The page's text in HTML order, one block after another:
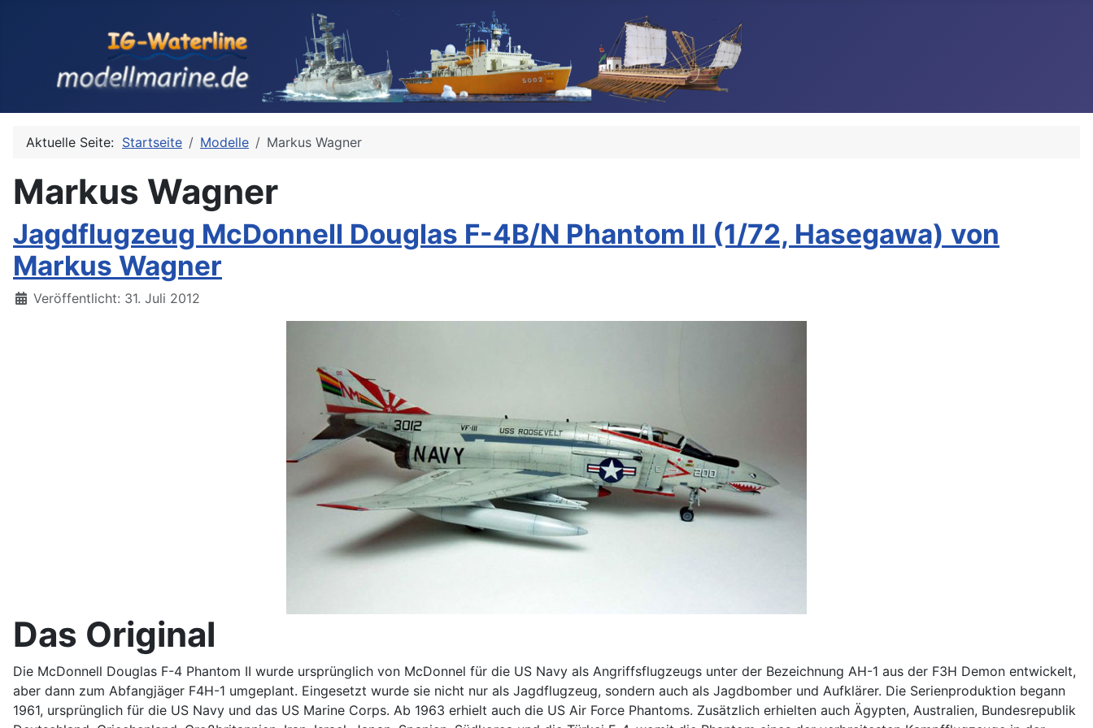
Aktuelle Seite: Startseite Modelle Markus Wagner
Markus Wagner
Jagdflugzeug McDonnell Douglas F-4B/N Phantom II (1/72, Hasegawa) von
Markus Wagner
Details
Veröffentlicht: 31. Juli 2012
Das Original
Die McDonnell Douglas F-4 Phantom II wurde ursprünglich von McDonnel für die US Navy als Angriffsflugzeugs unter der Bezeichnung AH-1 aus der F3H Demon entwickelt,
aber dann zum Abfangjäger F4H-1 umgeplant. Eingesetzt wurde sie nicht nur als Jagdflugzeug, sondern auch als Jagdbomber und Aufklärer. Die Serienproduktion begann
1961, ursprünglich für die US Navy und das US Marine Corps. Ab 1963 erhielt auch die US Air Force Phantoms. Zusätzlich erhielten auch Ägypten, Australien, Bundesrepublik